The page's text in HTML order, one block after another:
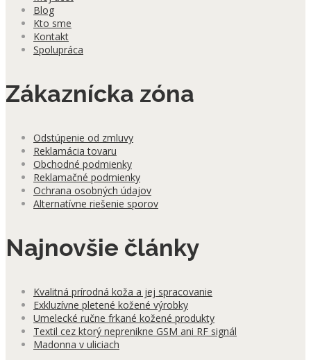
Blog
Kto sme
Kontakt
Spolupráca
Zákaznícka zóna
Odstúpenie od zmluvy
Reklamácia tovaru
Obchodné podmienky
Reklamačné podmienky
Ochrana osobných údajov
Alternatívne riešenie sporov
Najnovšie články
Kvalitná prírodná koža a jej spracovanie
Exkluzívne pletené kožené výrobky
Umelecké ručne frkané kožené produkty
Textil cez ktorý neprenikne GSM ani RF signál
Madonna v uliciach